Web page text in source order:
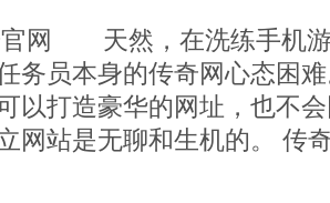
官网 天然，在洗练手机游
务员本身的传奇网心态困
以打造豪华的网址，也不
网站是无聊和生机的。 传